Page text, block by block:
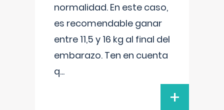
normalidad. En este caso,
es recomendable ganar
entre 11,5 y 16 kg al final del
embarazo. Ten en cuenta
q...
+